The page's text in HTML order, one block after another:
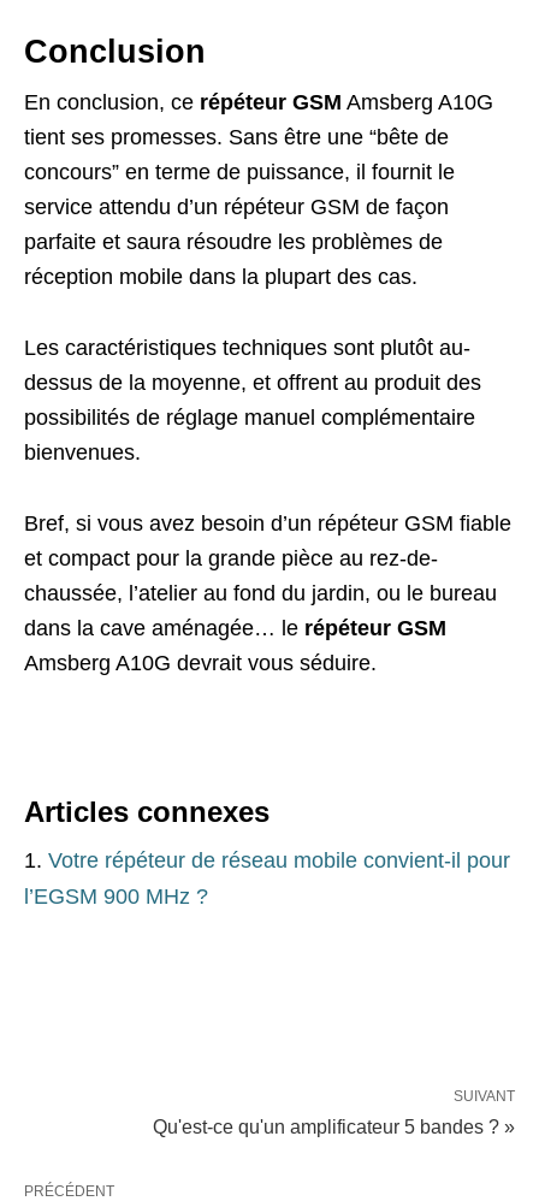
Conclusion
En conclusion, ce répéteur GSM Amsberg A10G
tient ses promesses. Sans être une “bête de
concours” en terme de puissance, il fournit le
service attendu d’un répéteur GSM de façon
parfaite et saura résoudre les problèmes de
réception mobile dans la plupart des cas.
Les caractéristiques techniques sont plutôt au-
dessus de la moyenne, et offrent au produit des
possibilités de réglage manuel complémentaire
bienvenues.
Bref, si vous avez besoin d’un répéteur GSM fiable
et compact pour la grande pièce au rez-de-
chaussée, l’atelier au fond du jardin, ou le bureau
dans la cave aménagée… le répéteur GSM
Amsberg A10G devrait vous séduire.
Articles connexes
Votre répéteur de réseau mobile convient-il pour
l’EGSM 900 MHz ?
SUIVANT
Qu'est-ce qu'un amplificateur 5 bandes ? »
PRÉCÉDENT